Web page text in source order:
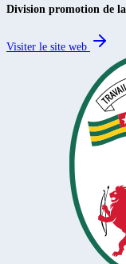
Division promotion de
Visiter le site web